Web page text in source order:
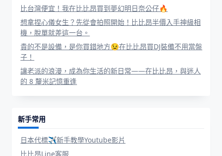
比台灣便宜！我在比比昂買到夢幻明日奈公仔🔥
想拿捏心儀女生？先從會拍照開始！比比昂半價入手神級相
機，脫單就差這一台。
貴的不是設備，是你買錯地方😉在比比昂買DJ裝備不用當盤
子！
讓老派的浪漫，成為你生活的新日常——在比比昂，與迷人
的 8 釐米記憶重逢
新手常用
日本代標✈新手教學Youtube影片
比比昂Line客服